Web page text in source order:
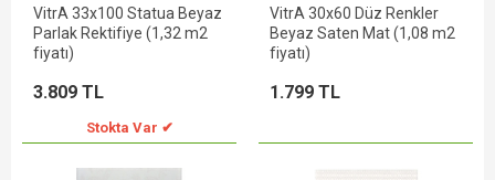
VitrA 33x100 Statua Beyaz
Parlak Rektifiye (1,32 m2
fiyatı)
3.809 TL
Stokta Var ✔
VitrA 30x60 Düz Renkler
Beyaz Saten Mat (1,08 m2
fiyatı)
1.799 TL